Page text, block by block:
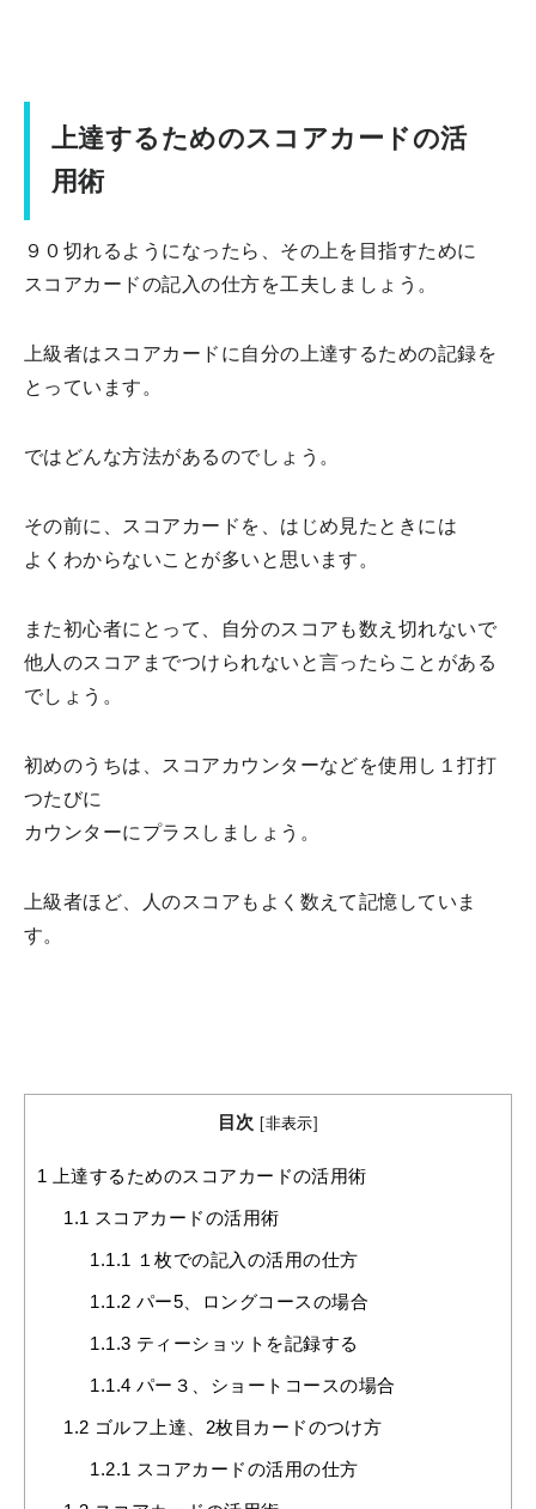
上達するためのスコアカードの活
用術
９０切れるようになったら、その上を目指すために
スコアカードの記入の仕方を工夫しましょう。
上級者はスコアカードに自分の上達するための記録を
とっています。
ではどんな方法があるのでしょう。
その前に、スコアカードを、はじめ見たときには
よくわからないことが多いと思います。
また初心者にとって、自分のスコアも数え切れないで
他人のスコアまでつけられないと言ったらことがある
でしょう。
初めのうちは、スコアカウンターなどを使用し１打打
つたびに
カウンターにプラスしましょう。
上級者ほど、人のスコアもよく数えて記憶していま
す。
目次 [非表示]
1 上達するためのスコアカードの活用術
1.1 スコアカードの活用術
1.1.1 １枚での記入の活用の仕方
1.1.2 パー5、ロングコースの場合
1.1.3 ティーショットを記録する
1.1.4 パー３、ショートコースの場合
1.2 ゴルフ上達、2枚目カードのつけ方
1.2.1 スコアカードの活用の仕方